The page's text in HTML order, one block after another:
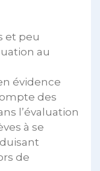
et peu
au
évidence
des
l’évaluation
à se
de